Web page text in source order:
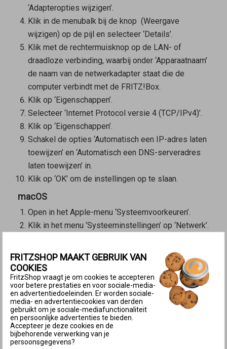
‘Adapteropties wijzigen’.
Klik in de menubalk bij de knop (Weergave
wijzigen) op de pijl en selecteer ‘Details’.
Klik met de rechtermuisknop op de LAN- of
draadloze verbinding, waarbij onder ‘Apparaatnaam’
de naam van de netwerkadapter staat die de
computer verbindt met de FRITZ!Box.
Klik op ‘Eigenschappen’.
Selecteer ‘Internet Protocol versie 4 (TCP/IPv4)’.
Klik op ‘Eigenschappen’.
Schakel de opties ‘Automatisch een IP-adres laten
toewijzen’ en ‘Automatisch een DNS-serveradres
laten toewijzen’ in.
Klik op ‘OK’ om de instellingen op te slaan.
macOS
Open in het Apple-menu ‘Systeemvoorkeuren’.
Klik in het menu ‘Systeeminstellingen’ op ‘Netwerk’.
verbonden, selecteer dan in het linkerkeuzevenster
de optie ‘Wi-Fi’.
Als de computer met een netwerkkabel met de
FRITZ!Box is verbonden, selecteer dan in het
linkerkeuzevenster de optie ‘Ingebouwd
Ethernet’.
Klik op ‘Geavanceerd...’.
Selecteer in de weergave ‘TCP/IP’ uit de
FRITZSHOP MAAKT GEBRUIK VAN
COOKIES
FritzShop vraagt je om cookies te accepteren
voor betere prestaties en voor sociale-media-
en advertentiedoeleinden. Er worden sociale-
media- en advertentiecookies van derden
gebruikt om je sociale-mediafunctionaliteit
en persoonlijke advertenties te bieden.
Accepteer je deze cookies en de
bijbehorende verwerking van je
persoonsgegevens?